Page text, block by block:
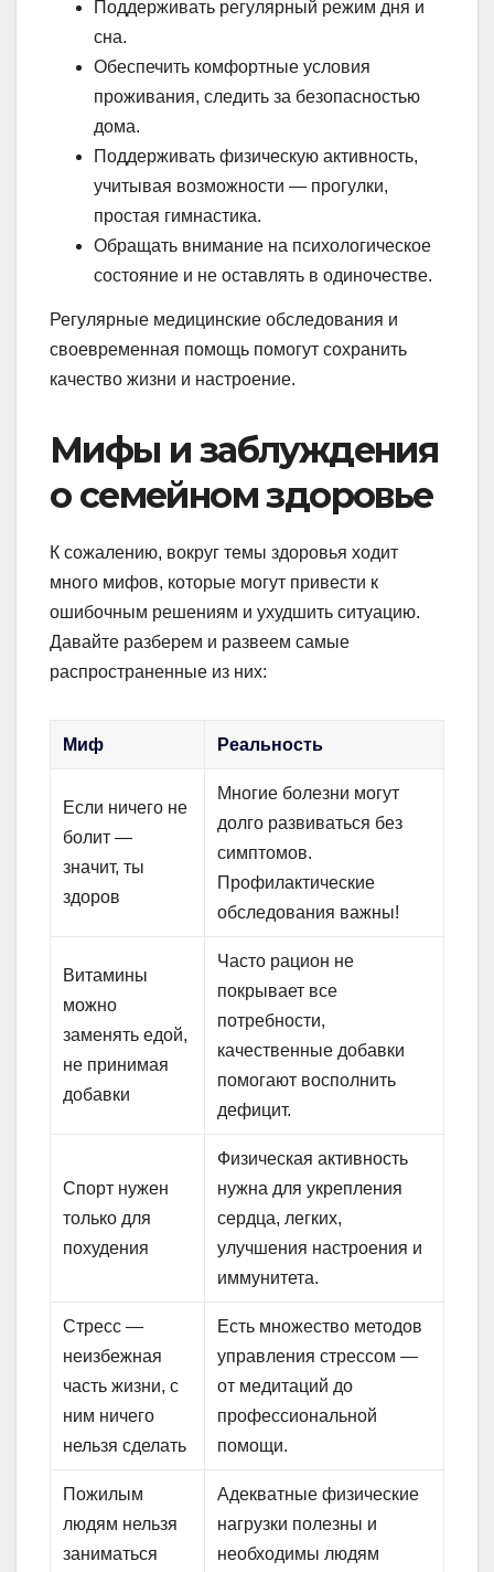
Поддерживать регулярный режим дня и
сна.
Обеспечить комфортные условия
проживания, следить за безопасностью
дома.
Поддерживать физическую активность,
учитывая возможности — прогулки,
простая гимнастика.
Обращать внимание на психологическое
состояние и не оставлять в одиночестве.
Регулярные медицинские обследования и
своевременная помощь помогут сохранить
качество жизни и настроение.
Мифы и заблуждения
о семейном здоровье
К сожалению, вокруг темы здоровья ходит
много мифов, которые могут привести к
ошибочным решениям и ухудшить ситуацию.
Давайте разберем и развеем самые
распространенные из них:
Миф Реальность
Если ничего не
болит —
значит, ты
здоров
Многие болезни могут
долго развиваться без
симптомов.
Профилактические
обследования важны!
Витамины
можно
заменять едой,
не принимая
добавки
Часто рацион не
покрывает все
потребности,
качественные добавки
помогают восполнить
дефицит.
Спорт нужен
только для
похудения
Физическая активность
нужна для укрепления
сердца, легких,
улучшения настроения и
иммунитета.
Стресс —
неизбежная
часть жизни, с
ним ничего
нельзя сделать
Есть множество методов
управления стрессом —
от медитаций до
профессиональной
помощи.
Пожилым
людям нельзя
заниматься
Адекватные физические
нагрузки полезны и
необходимы людям